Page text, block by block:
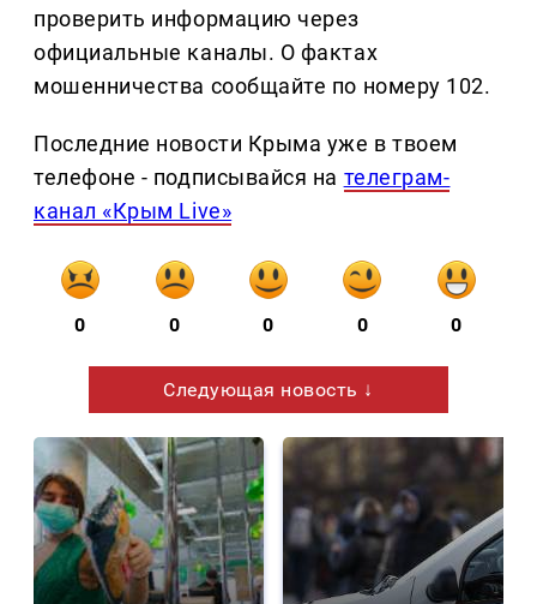
проверить информацию через
официальные каналы. О фактах
мошенничества сообщайте по номеру 102.
Последние новости Крыма уже в твоем
телефоне - подписывайся на телеграм-
канал «Крым Live»
0 0 0 0 0
Следующая новость ↓